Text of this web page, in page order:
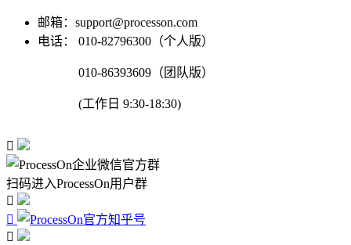
邮箱：support@processon.com
电话：
010-82796300（个人版）
010-86393609（团队版）
(工作日 9:30-18:30)

扫码进入ProcessOn用户群


